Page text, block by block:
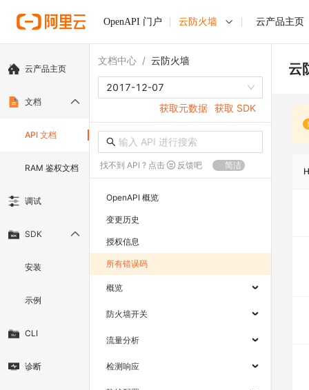
OpenAPI 门户 云防火墙 云产品主页
云产品主页
文档
API 文档
RAM 鉴权文档
调试
SDK
安装
示例
CLI
诊断
文档中心 / 云防火墙
2017-12-07
获取元数据 获取 SDK
找不到 API ? 点击 反馈吧 简洁
OpenAPI 概览
变更历史
授权信息
所有错误码
概览
防火墙开关
流量分析
检测响应
云